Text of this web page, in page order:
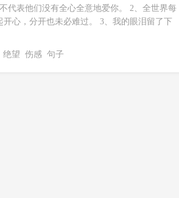
代表他们没有全心全意地爱你。 2、全世界每
心，分开也未必难过。 3、我的眼泪留了下
绝望 伤感 句子